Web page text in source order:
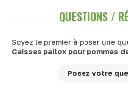
QUESTIONS /
Soyez le premier à poser une
Caisses pallox pour pommes
Posez votre